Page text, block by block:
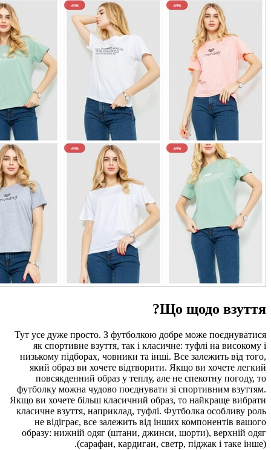
Тут усе дуже просто. З
як спортивне взуття,
низькому підборах,
який образ ви хочете
повсякденний образ у
футболку можна чудово
Якщо ви хочете більш
класичне взуття,
не відіграє, все
образу: нижній одяг
(сарафан,